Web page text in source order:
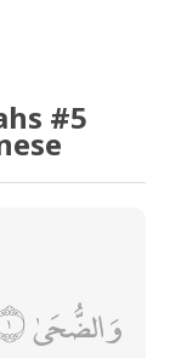
#5
وَالضُّحَىٰ